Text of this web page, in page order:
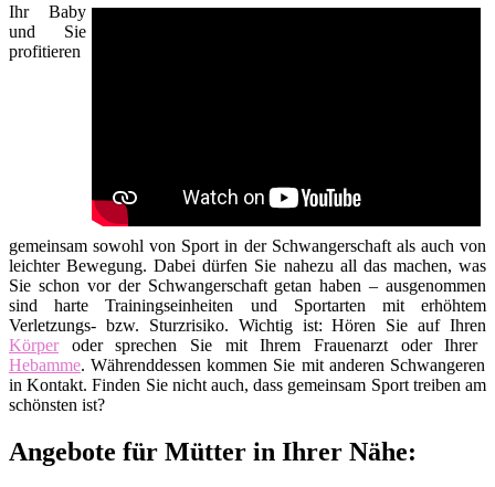
Ihr Baby
und Sie
profitieren
gemeinsam sowohl von Sport in der Schwangerschaft als auch von
leichter Bewegung. Dabei dürfen Sie nahezu all das machen, was
Sie schon vor der Schwangerschaft getan haben – ausgenommen
sind harte Trainingseinheiten und Sportarten mit erhöhtem
Verletzungs- bzw. Sturzrisiko. Wichtig ist: Hören Sie auf Ihren
Körperoder sprechen Sie mit Ihrem Frauenarzt oder Ihrer
Hebamme. Währenddessen kommen Sie mit anderen Schwangeren
in Kontakt. Finden Sie nicht auch, dass gemeinsam Sport treiben am
schönsten ist?
Angebote für Mütter in Ihrer Nähe: